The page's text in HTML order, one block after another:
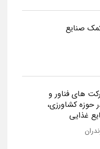
صنایع
های فناور و
حوزه کشاورزی،
غذایی